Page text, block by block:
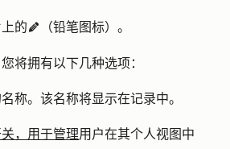
的editIcon （铅笔图标）。
将拥有以下几种选项：
称。该名称将显示在记录中。
，用于管理用户在其个人视图中